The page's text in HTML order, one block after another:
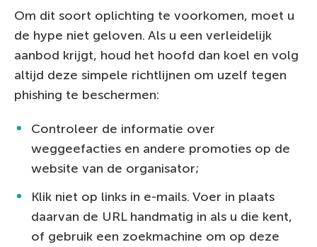
Om dit soort oplichting te voorkomen, moet u
de hype niet geloven. Als u een verleidelijk
aanbod krijgt, houd het hoofd dan koel en volg
altijd deze simpele richtlijnen om uzelf tegen
phishing te beschermen:
Controleer de informatie over
weggeefacties en andere promoties op de
website van de organisator;
Klik niet op links in e-mails. Voer in plaats
daarvan de URL handmatig in als u die kent,
of gebruik een zoekmachine om op deze